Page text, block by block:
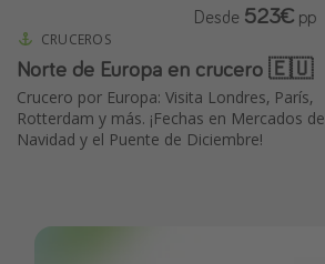
CRUCEROS
Norte de Europa en crucero 🇪🇺
Crucero por Europa: Visita Londres, París,
Rotterdam y más. ¡Fechas en Mercados de
Navidad y el Puente de Diciembre!
Desde 523€ pp